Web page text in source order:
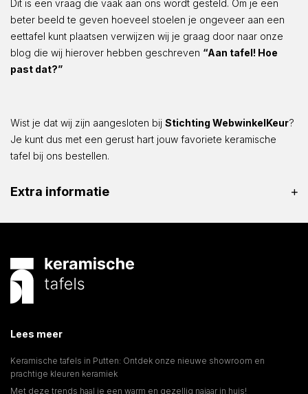
Dit is een vraag die vaak aan ons wordt gesteld. Om je een
beter beeld te geven hoeveel stoelen je ongeveer aan een
eettafel kunt plaatsen verwijzen wij je graag door naar onze
blog die wij hierover hebben geschreven “Aan tafel! Hoe
past dat?”
Wist je dat wij zijn aangesloten bij Stichting WebwinkelKeur?
Je kunt dus met een gerust hart jouw favoriete keramische
tafel bij ons bestellen.
Extra informatie
Lees meer
Keramische tafels in Putten: Ontdek onze nieuwe showroom en
prachtige kleuren keramiek
Met deze trends haal je een warm en gezellig najaar in huis!